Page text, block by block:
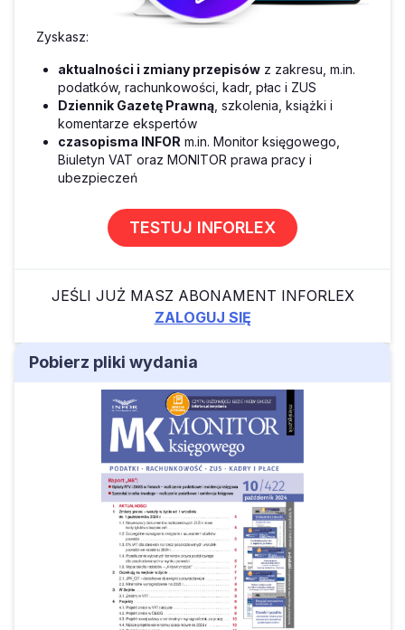
Zyskasz:
aktualności i zmiany przepisów z zakresu, m.in.
podatków, rachunkowości, kadr, płac i ZUS
Dziennik Gazetę Prawną , szkolenia, książki i
komentarze ekspertów
czasopisma INFOR m.in. Monitor księgowego,
Biuletyn VAT oraz MONITOR prawa pracy i
ubezpieczeń
TESTUJ INFORLEX
JEŚLI JUŻ MASZ ABONAMENT INFORLEX
ZALOGUJ SIĘ
Pobierz pliki wydania